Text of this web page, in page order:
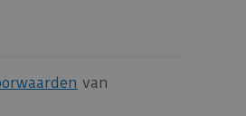
van